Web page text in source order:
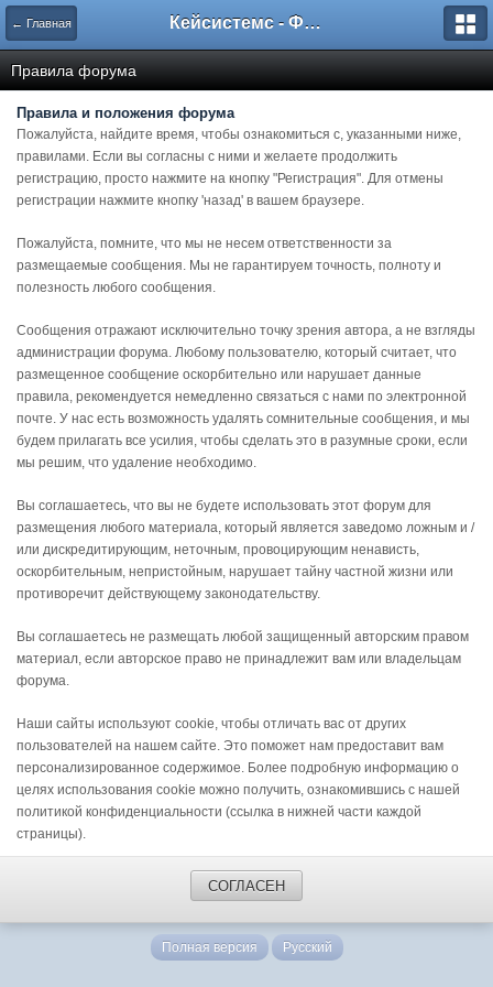
← Главная Кейсистемс - Форумы
Правила форума
Правила и положения форума
Пожалуйста, найдите время, чтобы ознакомиться с, указанными ниже,
правилами. Если вы согласны с ними и желаете продолжить
регистрацию, просто нажмите на кнопку "Регистрация". Для отмены
регистрации нажмите кнопку 'назад' в вашем браузере.
Пожалуйста, помните, что мы не несем ответственности за
размещаемые сообщения. Мы не гарантируем точность, полноту и
полезность любого сообщения.
Сообщения отражают исключительно точку зрения автора, а не взгляды
администрации форума. Любому пользователю, который считает, что
размещенное сообщение оскорбительно или нарушает данные
правила, рекомендуется немедленно связаться с нами по электронной
почте. У нас есть возможность удалять сомнительные сообщения, и мы
будем прилагать все усилия, чтобы сделать это в разумные сроки, если
мы решим, что удаление необходимо.
Вы соглашаетесь, что вы не будете использовать этот форум для
размещения любого материала, который является заведомо ложным и /
или дискредитирующим, неточным, провоцирующим ненависть,
оскорбительным, непристойным, нарушает тайну частной жизни или
противоречит действующему законодательству.
Вы соглашаетесь не размещать любой защищенный авторским правом
материал, если авторское право не принадлежит вам или владельцам
форума.
Наши сайты используют cookie, чтобы отличать вас от других
пользователей на нашем сайте. Это поможет нам предоставит вам
персонализированное содержимое. Более подробную информацию о
целях использования cookie можно получить, ознакомившись с нашей
политикой конфиденциальности (ссылка в нижней части каждой
страницы).
СОГЛАСЕН
Полная версия Русский